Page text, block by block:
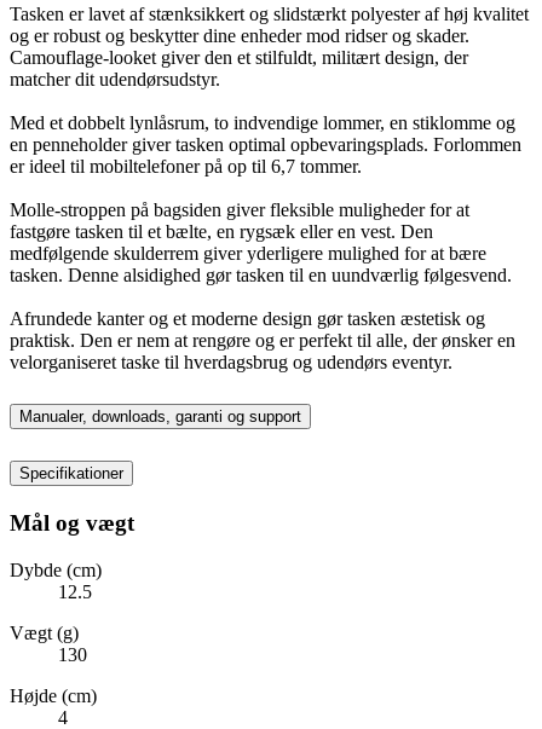
Tasken er lavet af stænksikkert og slidstærkt polyester af høj kvalitet
og er robust og beskytter dine enheder mod ridser og skader.
Camouflage-looket giver den et stilfuldt, militært design, der
matcher dit udendørsudstyr.
Med et dobbelt lynlåsrum, to indvendige lommer, en stiklomme og
en penneholder giver tasken optimal opbevaringsplads. Forlommen
er ideel til mobiltelefoner på op til 6,7 tommer.
Molle-stroppen på bagsiden giver fleksible muligheder for at
fastgøre tasken til et bælte, en rygsæk eller en vest. Den
medfølgende skulderrem giver yderligere mulighed for at bære
tasken. Denne alsidighed gør tasken til en uundværlig følgesvend.
Afrundede kanter og et moderne design gør tasken æstetisk og
praktisk. Den er nem at rengøre og er perfekt til alle, der ønsker en
velorganiseret taske til hverdagsbrug og udendørs eventyr.
Manualer, downloads, garanti og support
Specifikationer
Mål og vægt
Dybde (cm)
12.5
Vægt (g)
130
Højde (cm)
4